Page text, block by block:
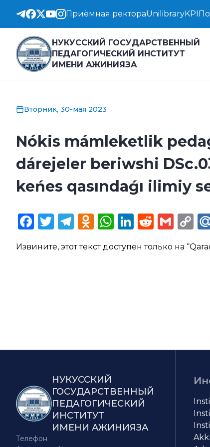
Приёмная ректораUnilibraryKPI
НУКУССКИЙ ГОСУДАРСТВЕННЫЙ
ПЕДАГОГИЧЕСКИЙ ИНСТИТУТ
ИМЕНИ АЖИНИЯЗА
Вторник, 30-мая 2023
Nókis mámleketlik
dárejeler beriwshi
keńes qasındaǵı ilimiy
Facebook
Twitter
Telegram
Odnoklassniki
WhatsApp
LinkedIn
Reddit
Извините, этот текст доступен только на “
НУКУССКИЙ
ГОСУДАРСТВЕННЫЙ
ПЕДАГОГИЧЕСКИЙ
ИНСТИТУТ
ИМЕНИ АЖИНИЯЗА
Телефон